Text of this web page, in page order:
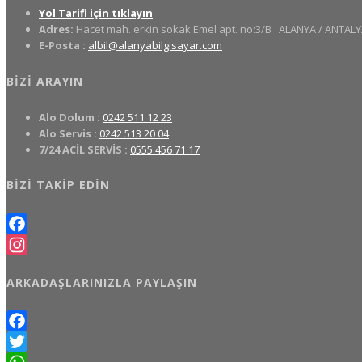
Yol Tarifi için tıklayın
Adres: Hacet mah. erkin sokak Emel apt. no:3/B ALANYA /
E-Posta : albil@alanyabilgisayar.com
BIZI ARAYIN
Alo Dolum : 0242 511 12 23
Alo Servis : 0242 513 20 04
7/24 ACİL SERVİS : 0555 456 71 17
BIZI TAKIP EDIN
Facebook
ARKADAŞLARINIZLA PAYLAŞIN
Facebook